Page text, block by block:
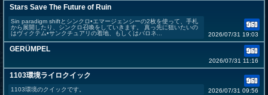
Stars Save The Future of Ruin
Sin paradigm shiftとシンクロ•エマージェンシーの2枚を使って、手札
から展開したり、シンクロ召喚をしていきます。 真っ先に狙いたいの
はヴィクテム•サンクチュアリの着地、もしくはバロネ...
2026/07/31 19:03
GERÜMPEL
2026/07/31 11:16
1103環境ライロクイック
1103環境のクイックです。 2026/07/31 09:56